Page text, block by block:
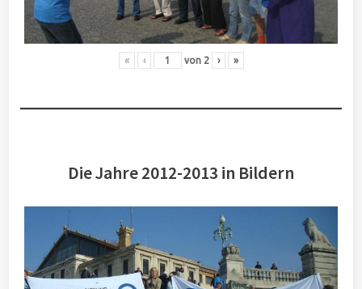
« ‹ von 2 › »
Die Jahre 2012-2013 in Bildern